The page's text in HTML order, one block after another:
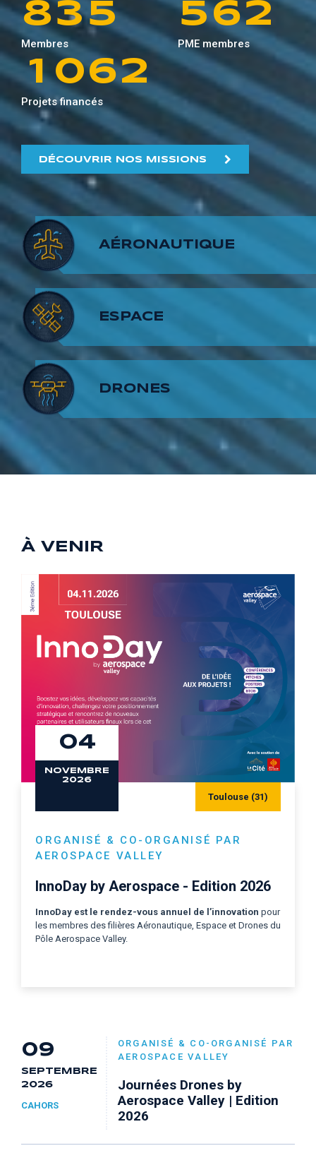
8
9
3
4
5
6
7
8
9
5
6
7
8
9
Membres
5
6
7
8
9
6
7
8
9
2
3
4
5
6
7
8
PME membres
0
1
2
3
4
5
6
7
8
9
9
0
1
2
3
4
5
6
7
8
5
6
7
8
9
1
2
3
4
5
6
7
8
9
Projets financés
DÉCOUVRIR NOS MISSIONS
AÉRONAUTIQUE
ESPACE
DRONES
À VENIR
04
NOVEMBRE
2026
Toulouse (31)
ORGANISÉ & CO-ORGANISÉ PAR
AEROSPACE VALLEY
InnoDay by Aerospace - Edition 2026
InnoDay est le rendez-vous annuel de l’innovation pour
les membres des filières Aéronautique, Espace et Drones du
Pôle Aerospace Valley.
09
SEPTEMBRE
2026
CAHORS
ORGANISÉ & CO-ORGANISÉ PAR
AEROSPACE VALLEY
Journées Drones by
Aerospace Valley | Edition
2026